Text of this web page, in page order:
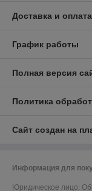
Доставка и оплата
График работы
Полная версия
Политика
Сайт создан на
Информация для
Юридическое лицо: